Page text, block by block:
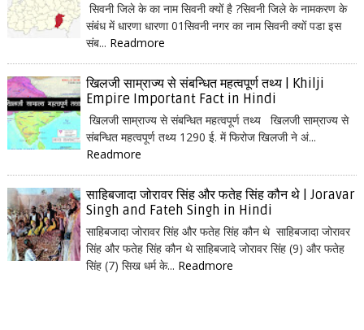
सिवनी जिले के का नाम सिवनी क्यों है ?सिवनी जिले के नामकरण के
संबंध में धारणा धारणा 01सिवनी नगर का नाम सिवनी क्यों पडा इस
संब... Readmore
खिलजी साम्राज्य से संबन्धित महत्वपूर्ण तथ्य | Khilji
Empire Important Fact in Hindi
खिलजी साम्राज्य से संबन्धित महत्वपूर्ण तथ्य खिलजी साम्राज्य से
संबन्धित महत्वपूर्ण तथ्य 1290 ई. में फिरोज खिलजी ने अं...
Readmore
साहिबजादा जोरावर सिंह और फतेह सिंह कौन थे | Joravar
Singh and Fateh Singh in Hindi
साहिबजादा जोरावर सिंह और फतेह सिंह कौन थे साहिबजादा जोरावर
सिंह और फतेह सिंह कौन थे साहिबजादे जोरावर सिंह (9) और फतेह
सिंह (7) सिख धर्म के... Readmore